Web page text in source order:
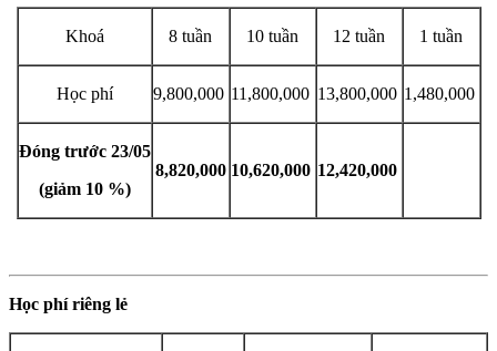
Khoá 8 tuần 10 tuần 12 tuần 1 tuần
Học phí 9,800,000 11,800,000 13,800,000 1,480,000
Đóng trước 23/05
(giảm 10 %)
8,820,000 10,620,000 12,420,000
Học phí riêng lẻ